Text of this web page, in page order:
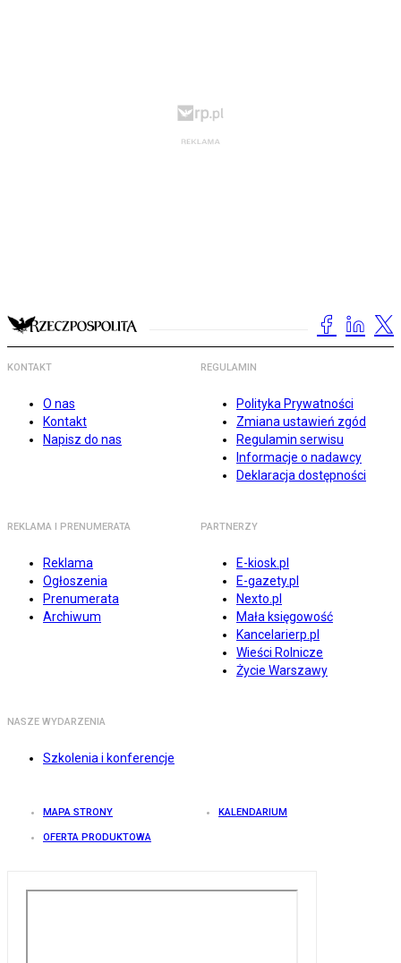
KONTAKT
O nas
Kontakt
Napisz do nas
REGULAMIN
Polityka Prywatności
Zmiana ustawień zgód
Regulamin serwisu
Informacje o nadawcy
Deklaracja dostępności
REKLAMA I PRENUMERATA
Reklama
Ogłoszenia
Prenumerata
Archiwum
PARTNERZY
E-kiosk.pl
E-gazety.pl
Nexto.pl
Mała księgowość
Kancelarierp.pl
Wieści Rolnicze
Życie Warszawy
NASZE WYDARZENIA
Szkolenia i konferencje
MAPA STRONY KALENDARIUM
OFERTA PRODUKTOWA